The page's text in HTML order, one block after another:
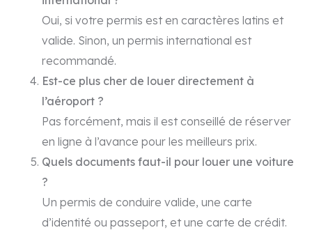
Oui, si votre permis est en caractères latins et
valide. Sinon, un permis international est
recommandé.
Est-ce plus cher de louer directement à
l’aéroport ?
Pas forcément, mais il est conseillé de réserver
en ligne à l’avance pour les meilleurs prix.
Quels documents faut-il pour louer une voiture
?
Un permis de conduire valide, une carte
d’identité ou passeport, et une carte de crédit.